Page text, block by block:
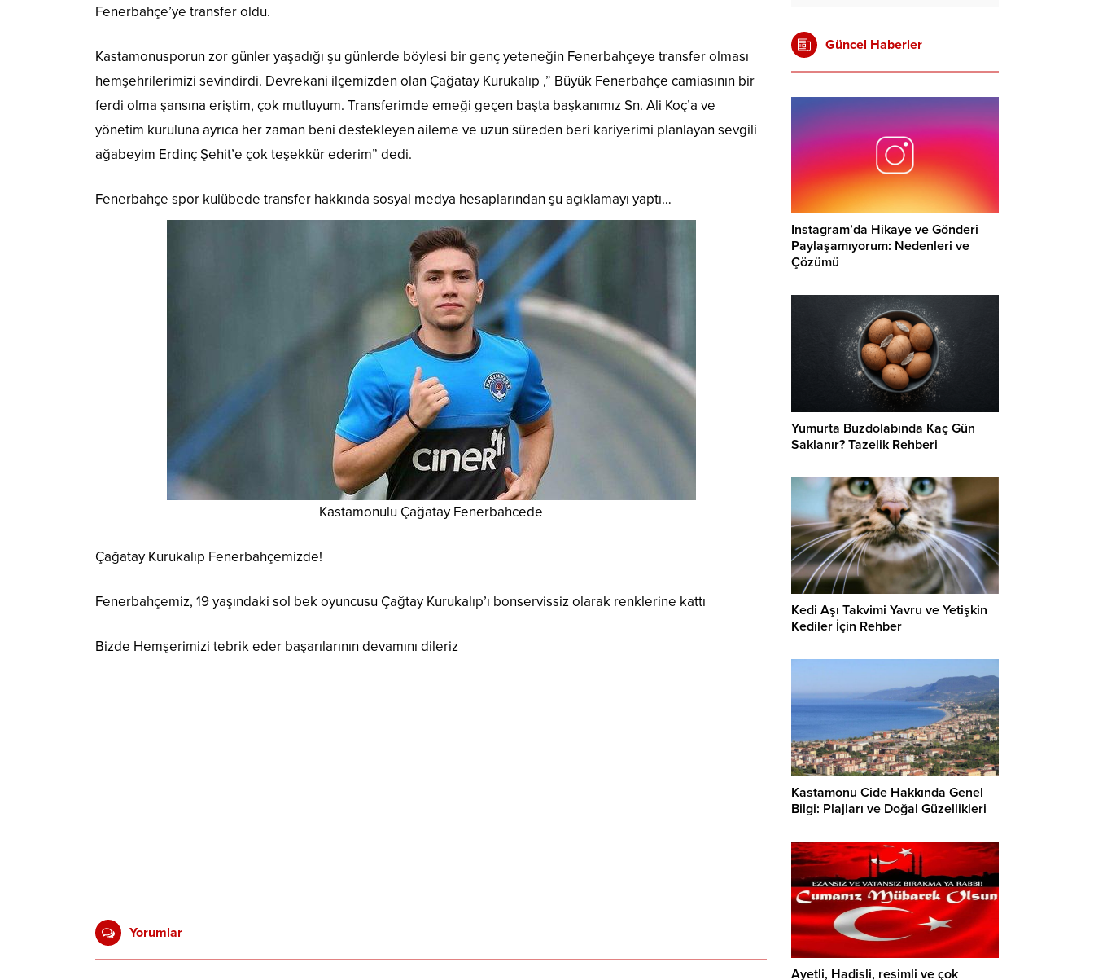
Fenerbahçe’ye transfer oldu.
Kastamonusporun zor günler yaşadığı şu günlerde böylesi bir genç yeteneğin Fenerbahçeye transfer olması
hemşehrilerimizi sevindirdi. Devrekani ilçemizden olan Çağatay Kurukalıp ,” Büyük Fenerbahçe camiasının bir
ferdi olma şansına eriştim, çok mutluyum. Transferimde emeği geçen başta başkanımız Sn. Ali Koç’a ve
yönetim kuruluna ayrıca her zaman beni destekleyen aileme ve uzun süreden beri kariyerimi planlayan sevgili
ağabeyim Erdinç Şehit’e çok teşekkür ederim” dedi.
Fenerbahçe spor kulübede transfer hakkında sosyal medya hesaplarından şu açıklamayı yaptı…
Kastamonulu Çağatay Fenerbahcede
Çağatay Kurukalıp Fenerbahçemizde!
Fenerbahçemiz, 19 yaşındaki sol bek oyuncusu Çağtay Kurukalıp’ı bonservissiz olarak renklerine kattı
Bizde Hemşerimizi tebrik eder başarılarının devamını dileriz
Yorumlar
Güncel Haberler
Instagram’da Hikaye ve Gönderi
Paylaşamıyorum: Nedenleri ve
Çözümü
Yumurta Buzdolabında Kaç Gün
Saklanır? Tazelik Rehberi
Kedi Aşı Takvimi Yavru ve Yetişkin
Kediler İçin Rehber
Kastamonu Cide Hakkında Genel
Bilgi: Plajları ve Doğal Güzellikleri
Ayetli, Hadisli, resimli ve çok